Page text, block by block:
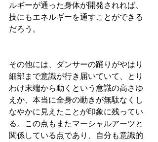
ルギーが通った身体が開発されれば、
技にもエネルギーを通すことができる
だろう。
その他には、ダンサーの踊りがやはり
細部まで意識が行き届いていて、とり
わけ末端から動くという意識の高さゆ
えか、本当に全身の動きが無駄なくし
なやかに見えたことが印象に残ってい
る。この点もまたマーシャルアーツと
関係している点であり、自分も意識的